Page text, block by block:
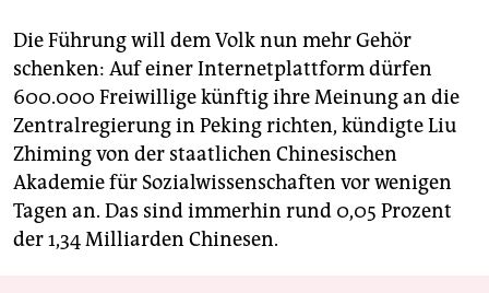
Die Führung will dem Volk nun mehr Gehör
schenken: Auf einer Internetplattform dürfen
600.000 Freiwillige künftig ihre Meinung an die
Zentralregierung in Peking richten, kündigte Liu
Zhiming von der staatlichen Chinesischen
Akademie für Sozialwissenschaften vor wenigen
Tagen an. Das sind immerhin rund 0,05 Prozent
der 1,34 Milliarden Chinesen.